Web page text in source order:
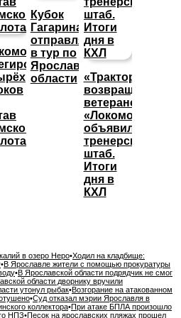
Кубок
Гагарина
отправляется
в тур по
Ярославской
области «Трактор»
возвращает
ветеранов,
«Локомотив»
объявил
тренерский
штаб.
Итоги
дня в
КХЛ
в озеро Неро•Ходил на кладбище:
•В Ярославле жители с помощью прокуратуры
•В Ярославской области подрядчик не смог
области дворнику вручили
утонул рыбак•Возгорание на атакованном
•Суд отказал мэрии Ярославля в
коллектора•При атаке БПЛА произошло
НПЗ•Песок на ярославских пляжах прошел